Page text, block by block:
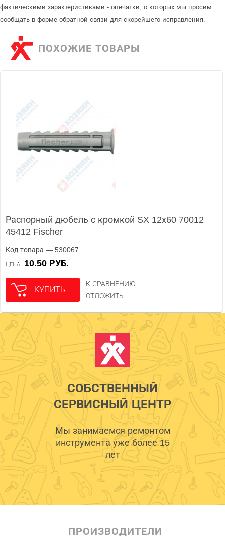
фактическими характеристиками - опечатки, о которых мы просим
сообщать в форме обратной связи для скорейшего исправления.
ПОХОЖИЕ ТОВАРЫ
Распорный дюбель с кромкой SX 12х60 70012
45412 Fischer
Код товара — 530067
ЦЕНА 10.50 РУБ.
КУПИТЬ
К СРАВНЕНИЮ
ОТЛОЖИТЬ
СОБСТВЕННЫЙ
СЕРВИСНЫЙ ЦЕНТР
Мы занимаемся ремонтом
инструмента уже более 15
лет
ПРОИЗВОДИТЕЛИ